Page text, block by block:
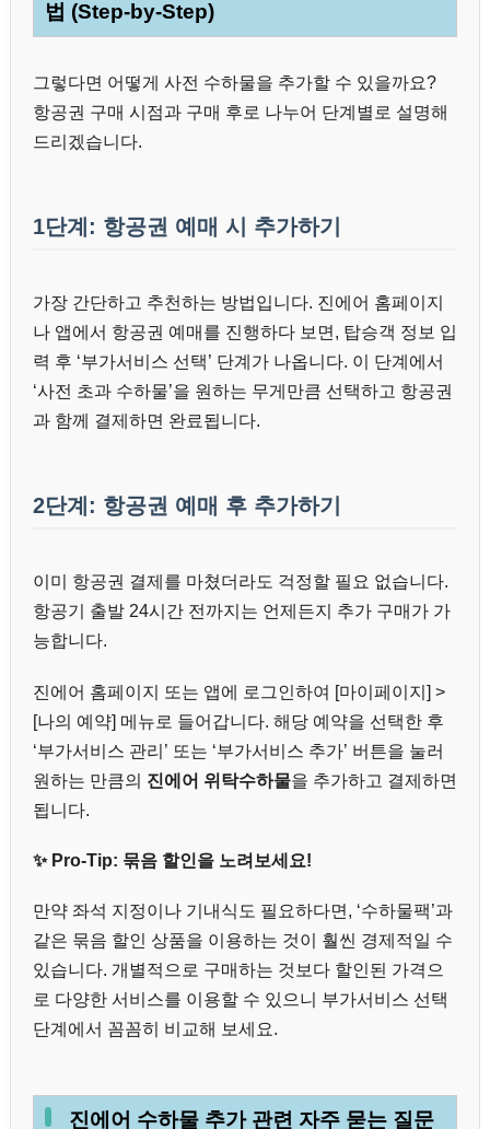
법 (Step-by-Step)
그렇다면 어떻게 사전 수하물을 추가할 수 있을까요?
항공권 구매 시점과 구매 후로 나누어 단계별로 설명해
드리겠습니다.
1단계: 항공권 예매 시 추가하기
가장 간단하고 추천하는 방법입니다. 진에어 홈페이지
나 앱에서 항공권 예매를 진행하다 보면, 탑승객 정보 입
력 후 ‘부가서비스 선택’ 단계가 나옵니다. 이 단계에서
‘사전 초과 수하물’을 원하는 무게만큼 선택하고 항공권
과 함께 결제하면 완료됩니다.
2단계: 항공권 예매 후 추가하기
이미 항공권 결제를 마쳤더라도 걱정할 필요 없습니다.
항공기 출발 24시간 전까지는 언제든지 추가 구매가 가
능합니다.
진에어 홈페이지 또는 앱에 로그인하여 [마이페이지] >
[나의 예약] 메뉴로 들어갑니다. 해당 예약을 선택한 후
‘부가서비스 관리’ 또는 ‘부가서비스 추가’ 버튼을 눌러
원하는 만큼의 진에어 위탁수하물을 추가하고 결제하면
됩니다.
✨ Pro-Tip: 묶음 할인을 노려보세요!
만약 좌석 지정이나 기내식도 필요하다면, ‘수하물팩’과
같은 묶음 할인 상품을 이용하는 것이 훨씬 경제적일 수
있습니다. 개별적으로 구매하는 것보다 할인된 가격으
로 다양한 서비스를 이용할 수 있으니 부가서비스 선택
단계에서 꼼꼼히 비교해 보세요.
진에어 수하물 추가 관련 자주 묻는 질문